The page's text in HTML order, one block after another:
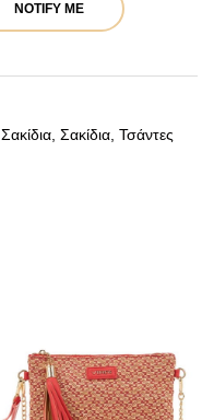
NOTIFY ME
Σακίδια, Σακίδια, Τσάντες